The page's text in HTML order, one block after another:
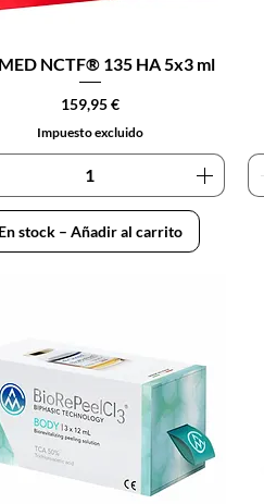
NCTF® 135 HA 5x3 ml
Precio
159,95 €
Impuesto excluido
En stock – Añadir al carrito